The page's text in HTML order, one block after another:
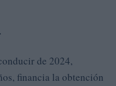
de 2024,
financia la obtención